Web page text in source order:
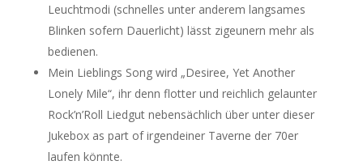
Leuchtmodi (schnelles unter anderem langsames
Blinken sofern Dauerlicht) lässt zigeunern mehr als
bedienen.
Mein Lieblings Song wird „Desiree, Yet Another
Lonely Mile“, ihr denn flotter und reichlich gelaunter
Rock’n’Roll Liedgut nebensächlich über unter dieser
Jukebox as part of irgendeiner Taverne der 70er
laufen könnte.